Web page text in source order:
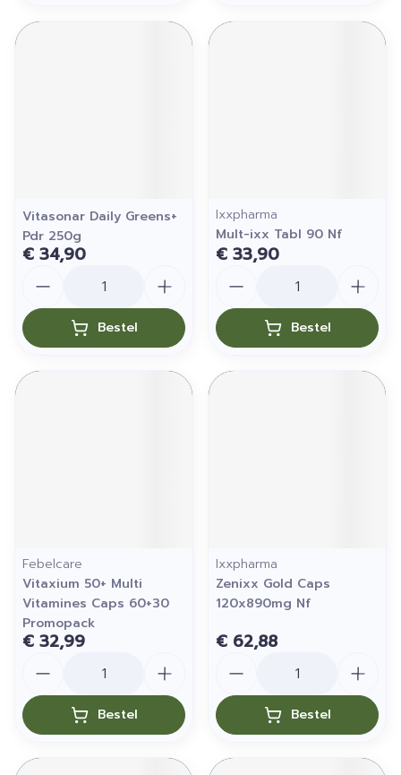
Vitasonar Daily Greens+
Pdr 250g
€ 34,90
Bestel
Ixxpharma
Mult-ixx Tabl 90 Nf
€ 33,90
Bestel
Febelcare
Vitaxium 50+ Multi
Vitamines Caps 60+30
Promopack
€ 32,99
Bestel
Ixxpharma
Zenixx Gold Caps
120x890mg Nf
€ 62,88
Bestel